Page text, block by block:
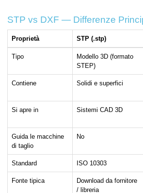
STP vs DXF — Differenze
Proprietà STP (.stp)
Tipo
Modello 3D (formato
STEP)
Contiene Solidi e superfici
Si apre in Sistemi CAD 3D
Guida le macchine
di taglio
No
Standard ISO 10303
Fonte tipica
Download da fornitore
/ libreria